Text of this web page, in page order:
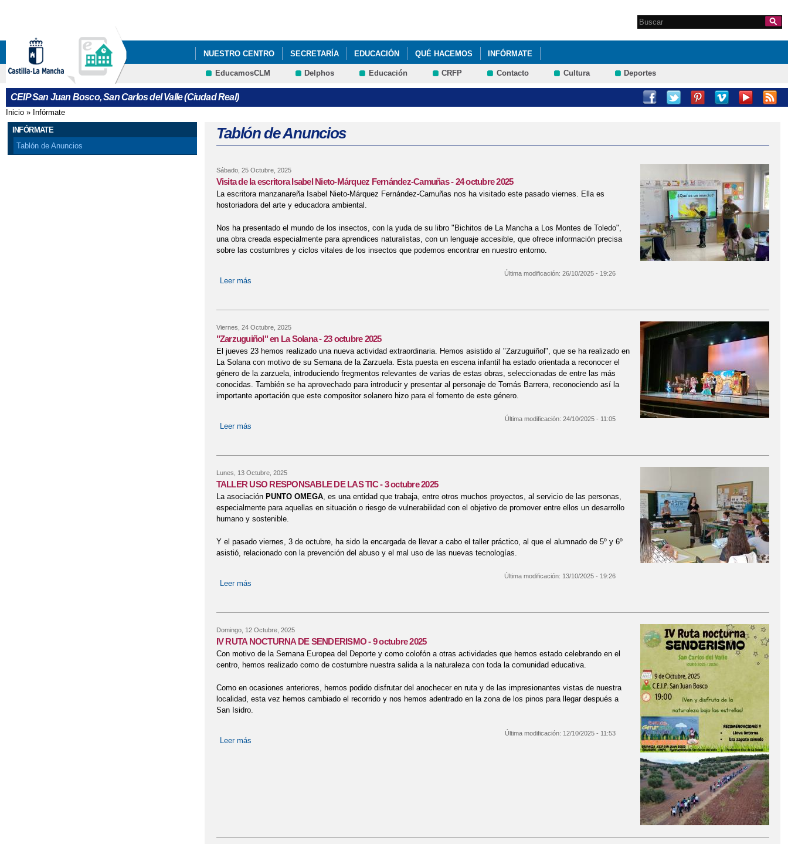
Formulario de
Search this site
NUESTRO CENTRO SECRETARÍA EDUCACIÓN QUÉ HACEMOS INFÓRMATE
EducamosCLM Delphos Educación CRFP Contacto Cultura Deportes
CEIP San Juan Bosco, San Carlos del Valle (Ciudad Real)
Se encuentra usted aquí
Inicio » Infórmate
INFÓRMATE
Tablón de Anuncios
Tablón de Anuncios
Sábado, 25 Octubre, 2025
Visita de la escritora Isabel Nieto-Márquez Fernández-Camuñas - 24 octubre 2025
La escritora manzanareña Isabel Nieto-Márquez Fernández-Camuñas nos ha visitado este pasado viernes. Ella es
hostoriadora del arte y educadora ambiental.
Nos ha presentado el mundo de los insectos, con la yuda de su libro "Bichitos de La Mancha a Los Montes de Toledo",
una obra creada especialmente para aprendices naturalistas, con un lenguaje accesible, que ofrece información precisa
sobre las costumbres y ciclos vitales de los insectos que podemos encontrar en nuestro entorno.
Leer más
Última modificación: 26/10/2025 - 19:26
Viernes, 24 Octubre, 2025
"Zarzuguiñol" en La Solana - 23 octubre 2025
El jueves 23 hemos realizado una nueva actividad extraordinaria. Hemos asistido al "Zarzuguiñol", que se ha realizado en
La Solana con motivo de su Semana de la Zarzuela. Esta puesta en escena infantil ha estado orientada a reconocer el
género de la zarzuela, introduciendo fregmentos relevantes de varias de estas obras, seleccionadas de entre las más
conocidas. También se ha aprovechado para introducir y presentar al personaje de Tomás Barrera, reconociendo así la
importante aportación que este compositor solanero hizo para el fomento de este género.
Leer más
Última modificación: 24/10/2025 - 11:05
Lunes, 13 Octubre, 2025
TALLER USO RESPONSABLE DE LAS TIC - 3 octubre 2025
La asociación PUNTO OMEGA, es una entidad que trabaja, entre otros muchos proyectos, al servicio de las personas,
especialmente para aquellas en situación o riesgo de vulnerabilidad con el objetivo de promover entre ellos un desarrollo
humano y sostenible.
Y el pasado viernes, 3 de octubre, ha sido la encargada de llevar a cabo el taller práctico, al que el alumnado de 5º y 6º
asistió, relacionado con la prevención del abuso y el mal uso de las nuevas tecnologías.
Leer más
Última modificación: 13/10/2025 - 19:26
Domingo, 12 Octubre, 2025
IV RUTA NOCTURNA DE SENDERISMO - 9 octubre 2025
Con motivo de la Semana Europea del Deporte y como colofón a otras actividades que hemos estado celebrando en el
centro, hemos realizado como de costumbre nuestra salida a la naturaleza con toda la comunidad educativa.
Como en ocasiones anteriores, hemos podido disfrutar del anochecer en ruta y de las impresionantes vistas de nuestra
localidad, esta vez hemos cambiado el recorrido y nos hemos adentrado en la zona de los pinos para llegar después a
San Isidro.
Leer más
Última modificación: 12/10/2025 - 11:53